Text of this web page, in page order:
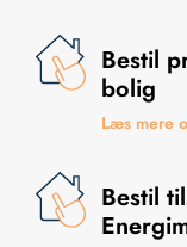
Bestil
bolig
Læs mere
Bestil